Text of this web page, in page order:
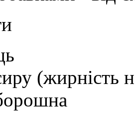
(жирність